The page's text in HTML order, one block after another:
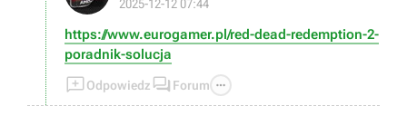
2025-12-12 07:44
https://www.eurogamer.pl/red-dead-redemption-2-
poradnik-solucja
Odpowiedz  Forum 